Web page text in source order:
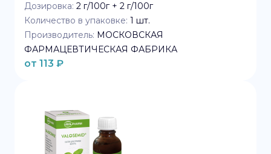
Дозировка: 2 г/100г + 2 г/100г
Количество в упаковке: 1 шт.
Производитель: МОСКОВСКАЯ
ФАРМАЦЕВТИЧЕСКАЯ ФАБРИКА
от 113 ₽